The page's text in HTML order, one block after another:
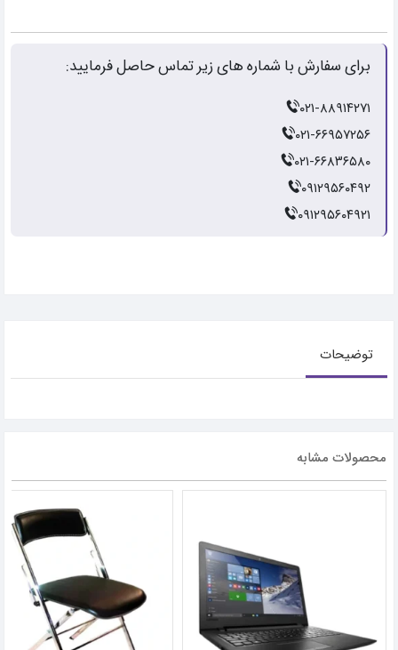
برای سفارش با شماره های زیر تماس حاصل فرمایید:
۰۲۱-۸۸۹۱۴۲۷۱
۰۲۱-۶۶۹۵۷۲۵۶
۰۲۱-۶۶۸۳۶۵۸۰
۰۹۱۲۹۵۶۰۴۹۲
۰۹۱۲۹۵۶۰۴۹۲۱
توضیحات
محصولات مشابه